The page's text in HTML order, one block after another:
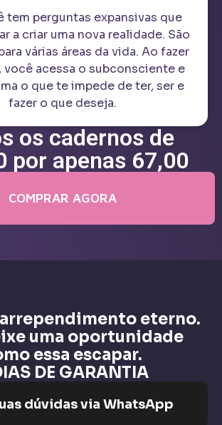
tem perguntas expansivas que
a criar uma nova realidade. São
várias áreas da vida. Ao fazer
você acessa o subconsciente e
o que te impede de ter, ser e
fazer o que deseja.
os cadernos de
por apenas 67,00
COMPRAR AGORA
arrependimento eterno.
uma oportunidade
essa escapar.
DE GARANTIA
dúvidas via WhatsApp